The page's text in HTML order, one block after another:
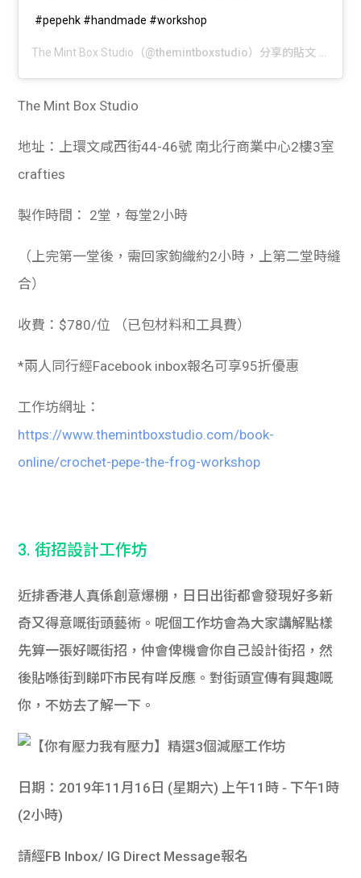
#pepehk #handmade #workshop
The Mint Box Studio （@themintboxstudio）分享的貼文 於
The Mint Box Studio
地址：上環文咸西街44-46號 南北行商業中心2樓3室
crafties
製作時間： 2堂，每堂2小時
（上完第一堂後，需回家鉤織約2小時，上第二堂時縫
合）
收費：$780/位 （已包材料和工具費）
*兩人同行經Facebook inbox報名可享95折優惠
工作坊網址：
https://www.themintboxstudio.com/book-
online/crochet-pepe-the-frog-workshop
3. 街招設計工作坊
近排香港人真係創意爆棚，日日出街都會發現好多新
奇又得意嘅街頭藝術。呢個工作坊會為大家講解點樣
先算一張好嘅街招，仲會俾機會你自己設計街招，然
後貼喺街到睇吓市民有咩反應。對街頭宣傳有興趣嘅
你，不妨去了解一下。
日期：2019年11月16日 (星期六) 上午11時 ‑ 下午1時
(2小時)
請經FB Inbox/ IG Direct Message報名